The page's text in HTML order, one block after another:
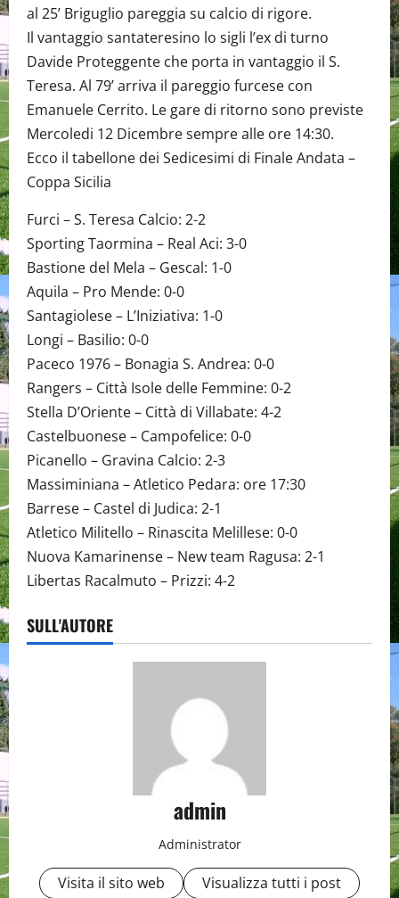
al 25’ Briguglio pareggia su calcio di rigore.
Il vantaggio santateresino lo sigli l’ex di turno
Davide Proteggente che porta in vantaggio il S.
Teresa. Al 79’ arriva il pareggio furcese con
Emanuele Cerrito. Le gare di ritorno sono previste
Mercoledi 12 Dicembre sempre alle ore 14:30.
Ecco il tabellone dei Sedicesimi di Finale Andata –
Coppa Sicilia
Furci – S. Teresa Calcio: 2-2
Sporting Taormina – Real Aci: 3-0
Bastione del Mela – Gescal: 1-0
Aquila – Pro Mende: 0-0
Santagiolese – L’Iniziativa: 1-0
Longi – Basilio: 0-0
Paceco 1976 – Bonagia S. Andrea: 0-0
Rangers – Città Isole delle Femmine: 0-2
Stella D’Oriente – Città di Villabate: 4-2
Castelbuonese – Campofelice: 0-0
Picanello – Gravina Calcio: 2-3
Massiminiana – Atletico Pedara: ore 17:30
Barrese – Castel di Judica: 2-1
Atletico Militello – Rinascita Melillese: 0-0
Nuova Kamarinense – New team Ragusa: 2-1
Libertas Racalmuto – Prizzi: 4-2
SULL'AUTORE
admin
Administrator
Visita il sito web Visualizza tutti i post